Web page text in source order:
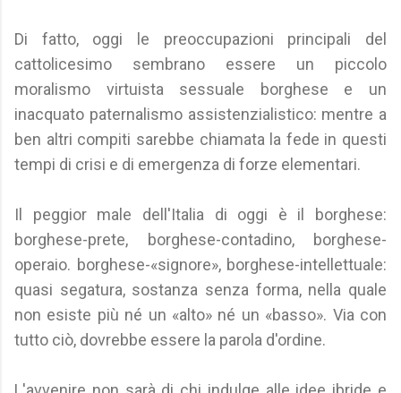
Di fatto, oggi le preoccupazioni principali del
cattolicesimo sembrano essere un piccolo
moralismo virtuista sessuale borghese e un
inacquato paternalismo assistenzialistico: mentre a
ben altri compiti sarebbe chiamata la fede in questi
tempi di crisi e di emergenza di forze elementari.
Il peggior male dell'Italia di oggi è il borghese:
borghese-prete, borghese-contadino, borghese-
operaio. borghese-«signore», borghese-intellettuale:
quasi segatura, sostanza senza forma, nella quale
non esiste più né un «alto» né un «basso». Via con
tutto ciò, dovrebbe essere la parola d'ordine.